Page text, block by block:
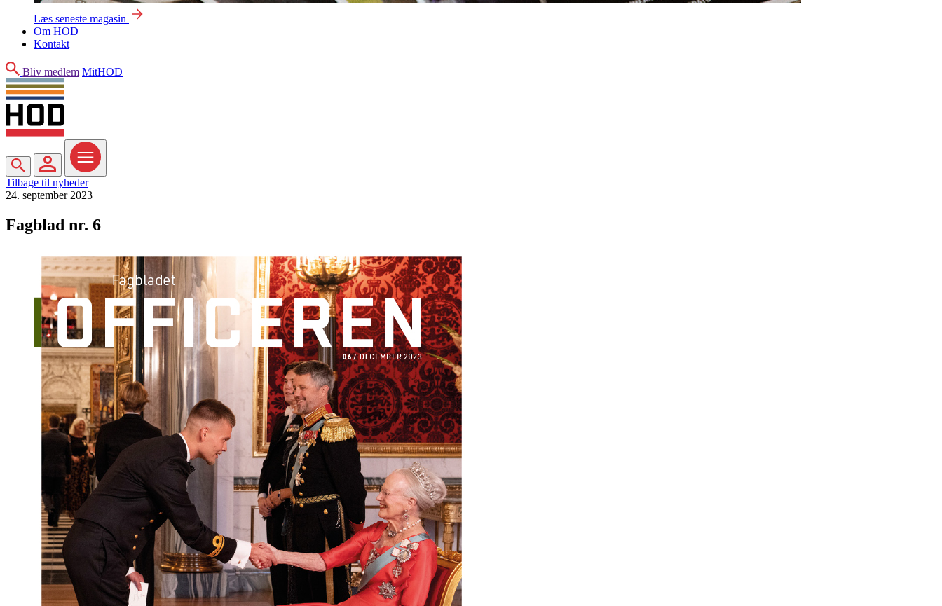
Læs seneste magasin
Om HOD
Kontakt
Søg
Bliv medlem MitHOD
Søg MitHOD Menu
Tilbage til nyheder
24. september 2023
Fagblad nr. 6